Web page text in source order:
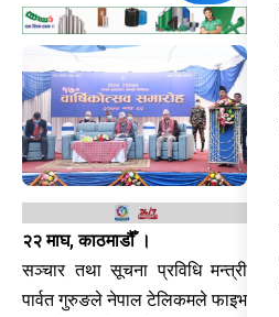
२२ माघ, काठमाडौँ ।
सञ्चार तथा सूचना प्रविधि मन्त्री
पार्वत गुरुङले नेपाल टेलिकमले फाइभ